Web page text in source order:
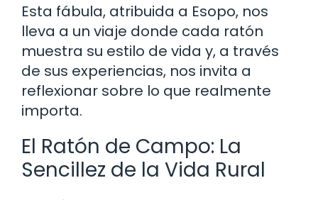
Esta fábula, atribuida a Esopo, nos
lleva a un viaje donde cada ratón
muestra su estilo de vida y, a través
de sus experiencias, nos invita a
reflexionar sobre lo que realmente
importa.
El Ratón de Campo: La
Sencillez de la Vida Rural